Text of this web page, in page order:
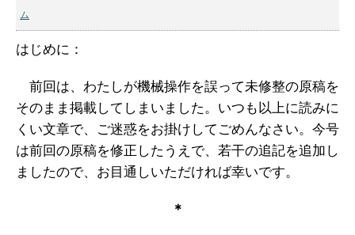
ム
はじめに：
前回は、わたしが機械操作を誤って未修整の原稿を
そのまま掲載してしまいました。いつも以上に読みに
くい文章で、ご迷惑をお掛けしてごめんなさい。今号
は前回の原稿を修正したうえで、若干の追記を追加し
ましたので、お目通しいただければ幸いです。
＊